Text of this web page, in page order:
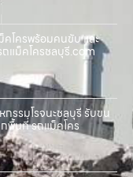
คโครพร้อมคนขับ และ
แม็คโครชลบุรี.com
รรมโรจนะชลบุรี รับขน
พื้นที่ รถแม็คโคร